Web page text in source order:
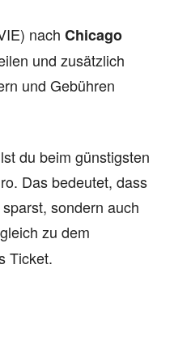
nach Chicago
und zusätzlich
und Gebühren
du beim günstigsten
Das bedeutet, dass
sondern auch
zu dem
Ticket.